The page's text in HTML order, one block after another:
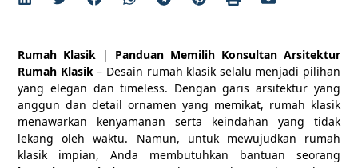
Rumah Klasik | Panduan Memilih Konsultan Arsitektur
Rumah Klasik– Desain rumah klasik selalu menjadi pilihan
yang elegan dan timeless. Dengan garis arsitektur yang
anggun dan detail ornamen yang memikat, rumah klasik
menawarkan kenyamanan serta keindahan yang tidak
lekang oleh waktu. Namun, untuk mewujudkan rumah
klasik impian, Anda membutuhkan bantuan seorang